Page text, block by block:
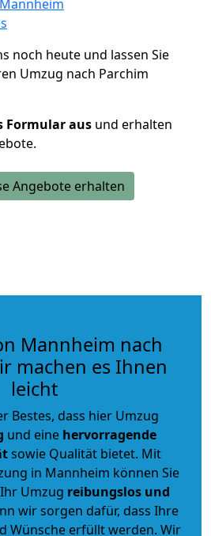
noch heute und lassen Sie
Umzug nach Parchim
Formular aus und erhalten
Angebote erhalten
Mannheim nach
machen es Ihnen
leicht
Bestes, dass hier Umzug
und eine hervorragende
sowie Qualität bietet. Mit
in Mannheim können Sie
Umzug reibungslos und
wir sorgen dafür, dass Ihre
Wünsche erfüllt werden. Wir